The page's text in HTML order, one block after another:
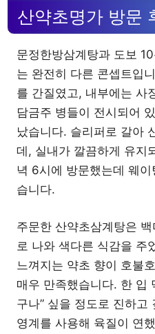
산약초명가 방문
문정한방삼계탕과 도보
는 완전히 다른 콘셉트입
를 간질였고, 내부에는 사
담금주 병들이 전시되어
났습니다. 슬리퍼로 갈아
데, 실내가 깔끔하게 유지
녁 6시에 방문했는데 웨
습니다.
주문한 산약초삼계탕은
로 나와 색다른 식감을 주
느껴지는 약초 향이 호불
매우 만족했습니다. 한 입
구나” 싶을 정도로 진하고
영계를 사용해 육질이 연